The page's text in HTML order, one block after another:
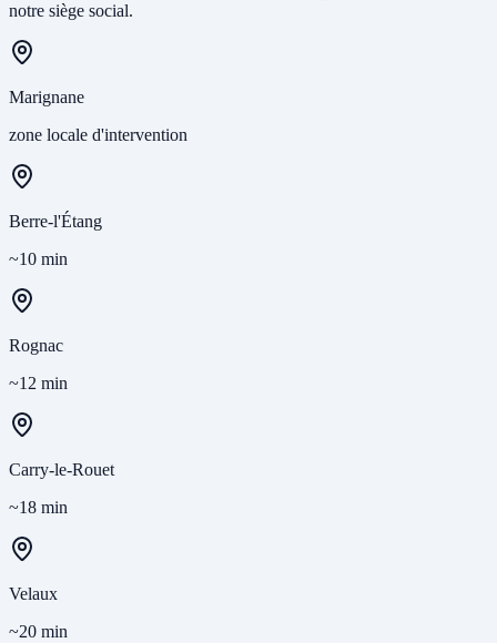
notre siège social.
Marignane
zone locale d'intervention
Berre-l'Étang
~10 min
Rognac
~12 min
Carry-le-Rouet
~18 min
Velaux
~20 min